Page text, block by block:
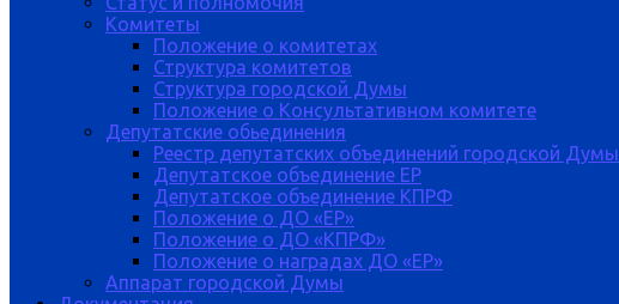
Комитеты
Положение о комитетах
Структура комитетов
Структура городской Думы
Положение о Консультативном комитете
Депутатские обьединения
Реестр депутатских объединений городской Думы
Депутатское объединение ЕР
Депутатское объединение КПРФ
Положение о ДО «ЕР»
Положение о ДО «КПРФ»
Положение о наградах ДО «ЕР»
Аппарат городской Думы